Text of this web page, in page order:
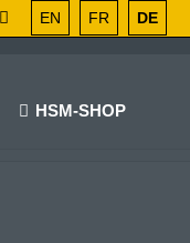
EN FR DE
HSM-SHOP